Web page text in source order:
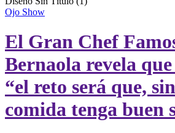
seconds
of
minute,
32
seconds
Ojo Show
El Gran Chef
Bernaola revela que
“el reto será que,
comida tenga buen